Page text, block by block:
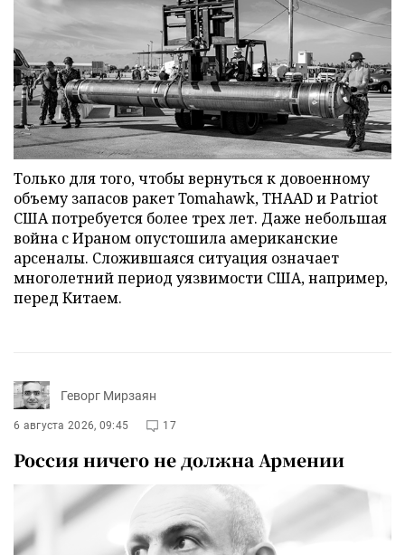
Только для того, чтобы вернуться к довоенному
объему запасов ракет Tomahawk, THAAD и Patriot
США потребуется более трех лет. Даже небольшая
война с Ираном опустошила американские
арсеналы. Сложившаяся ситуация означает
многолетний период уязвимости США, например,
перед Китаем.
Геворг Мирзаян
6 августа 2026, 09:45 17
Россия ничего не должна Армении